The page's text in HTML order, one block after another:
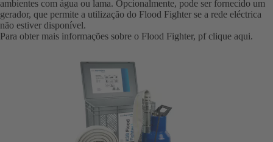
ambientes com água ou lama. Opcionalmente, pode ser fornecido um
gerador, que permite a utilização do Flood Fighter se a rede eléctrica
não estiver disponível.
Para obter mais informações sobre o Flood Fighter, pf clique aqui.